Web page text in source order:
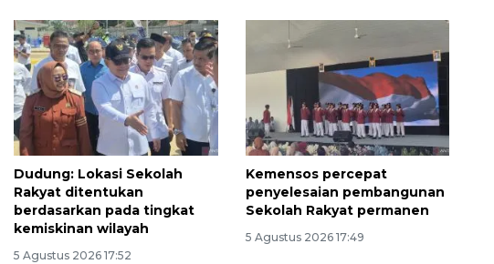
Dudung: Lokasi Sekolah
Rakyat ditentukan
berdasarkan pada tingkat
kemiskinan wilayah
5 Agustus 2026 17:52
Kemensos percepat
penyelesaian pembangunan
Sekolah Rakyat permanen
5 Agustus 2026 17:49